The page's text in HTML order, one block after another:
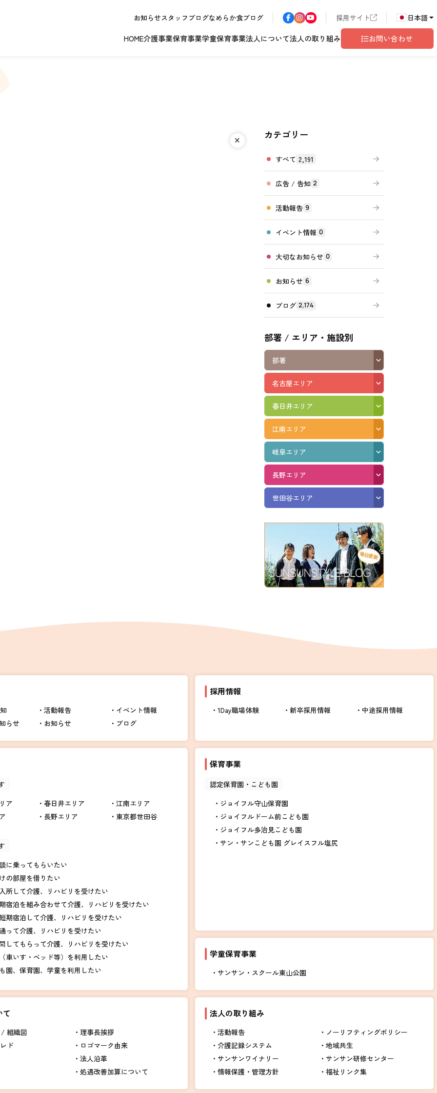
お知らせスタッフブログなめらか食ブログ 採用サイト 日本語
HOME介護事業
長野エリア
高齢者向けの部屋を借りたい
施設等に通って介護、リハビリを受けたい
福祉器具（車いす・ベッド等）を利用したい
保育事業学童保育事業法人について
処遇改善加算について
法人の取り組み
福祉リンク集
お問い合わせ
カテゴリー
すべて 2,191
広告 / 告知 2
活動報告 9
イベント情報 0
大切なお知らせ 0
お知らせ 6
ブログ 2,174
部署 / エリア・施設別
部署
名古屋エリア
春日井エリア
江南エリア
岐阜エリア
長野エリア
世田谷エリア
活動報告
イベント情報
らせ
お知らせ ブログ
採用情報
1Day職場体験 新卒採用情報 中途採用情報
ア
春日井エリア
江南エリア
長野エリア 東京都世田谷
に乗ってもらいたい
の部屋を借りたい
所して介護、リハビリを受けたい
宿泊を組み合わせて介護、リハビリを受けたい
期宿泊して介護、リハビリを受けたい
って介護、リハビリを受けたい
してもらって介護、リハビリを受けたい
車いす・ベッド等）を利用したい
園、保育園、学童を利用したい
保育事業
認定保育園・こども園
ジョイフル守山保育園
ジョイフルドーム前こども園
ジョイフル多治見こども園
サン・サンこども園 グレイスフル塩尻
学童保育事業
サンサン・スクール東山公園
て
組織図
理事長挨拶
ド
ロゴマーク由来
法人沿革
処遇改善加算について
法人の取り組み
活動報告
ノーリフティングポリシー
介護記録システム
地域共生
サンサンワイナリー
サンサン研修センター
情報保護・管理方針
福祉リンク集